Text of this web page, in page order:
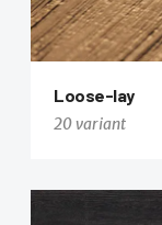
Loose-lay
20 variant